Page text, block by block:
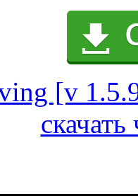
[v
скачать